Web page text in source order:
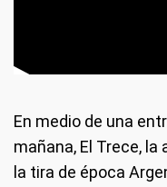
En medio de una
mañana, El Trece,
la tira de época